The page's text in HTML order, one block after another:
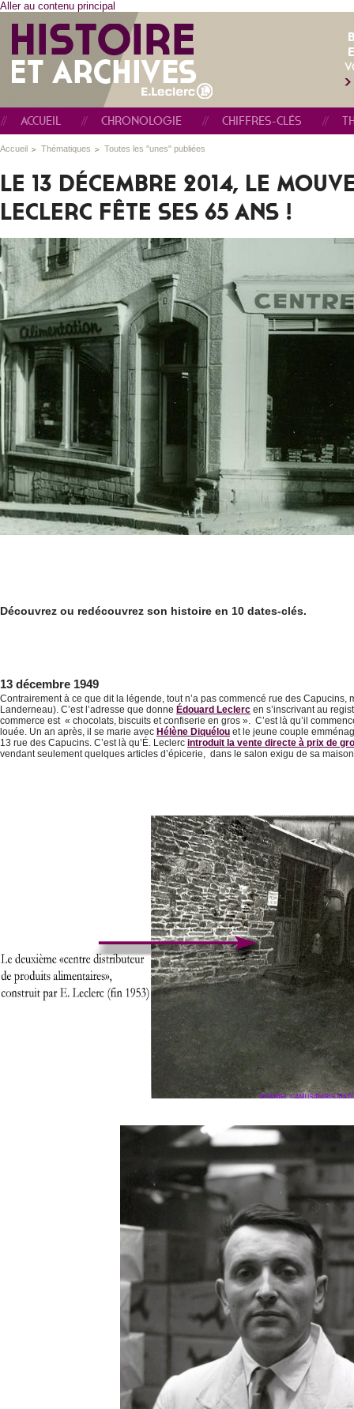
Aller au contenu principal
ACCUEIL CHRONOLOGIE CHIFFRES-CLÉS
Accueil Thématiques Toutes les "unes" publiées
LE 13 DÉCEMBRE 2014, LE
LECLERC FÊTE SES 65 ANS !
Découvrez ou redécouvrez son histoire en 10 dates-clés.
13 décembre 1949
Contrairement à ce que dit la légende, tout n’a pas commencé rue des Capucins,
Landerneau). C’est l’adresse que donne Édouard Leclerc en s’inscrivant au
commerce est « chocolats, biscuits et confiserie en gros ». C’est là qu’il
louée. Un an après, il se marie avec Hélène Diquélou et le jeune couple
13 rue des Capucins. C’est là qu’É. Leclerc introduit la vente directe à prix de
vendant seulement quelques articles d’épicerie, dans le salon exigu de sa